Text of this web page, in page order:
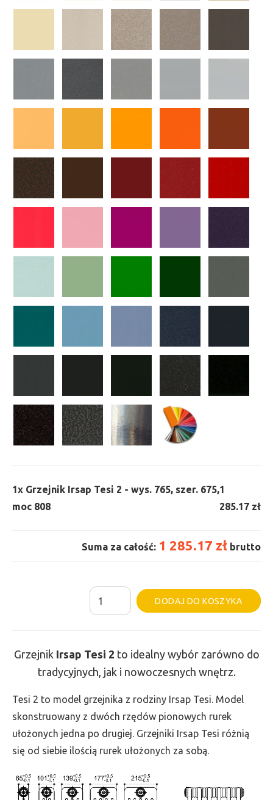
1x Grzejnik Irsap Tesi 2 - wys. 765, szer. 675,
moc 808
1
285.17 zł
Suma za całość: 1 285.17 zł brutto
ilość
Grzejnik
-
wys.
765,
szer.
675,
808
DODAJ DO KOSZYKA
Grzejnik Irsap Tesi 2 to idealny wybór zarówno do
tradycyjnych, jak i nowoczesnych wnętrz.
Tesi 2 to model grzejnika z rodziny Irsap Tesi. Model
skonstruowany z dwóch rzędów pionowych rurek
ułożonych jedna po drugiej. Grzejniki Irsap Tesi różnią
się od siebie ilością rurek ułożonych za sobą.